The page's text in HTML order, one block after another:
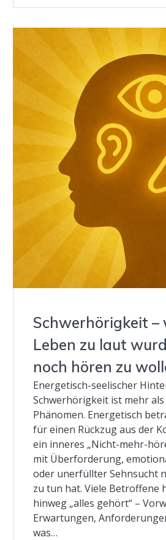
Schwerhörigkeit –
Leben zu laut
noch hören zu
Energetisch-seelischer
Schwerhörigkeit ist mehr
Phänomen. Energetisch
für einen Rückzug aus der
ein inneres „Nicht-mehr-
mit Überforderung,
oder unerfüllter Sehnsucht
zu tun hat. Viele Betroffene
hinweg „alles gehört“ –
Erwartungen,
was…